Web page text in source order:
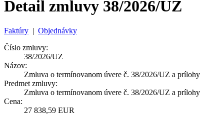
Detail zmluvy 38/2026/UZ
Faktúry | Objednávky
Číslo zmluvy:
38/2026/UZ
Názov:
Zmluva o termínovanom úvere č. 38/2026/UZ a prílohy
Predmet zmluvy:
Zmluva o termínovanom úvere č. 38/2026/UZ a prílohy
Cena:
27 838,59 EUR